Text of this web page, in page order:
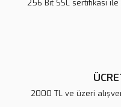
256 Bit SSL sertifikası
2000 TL ve üzeri